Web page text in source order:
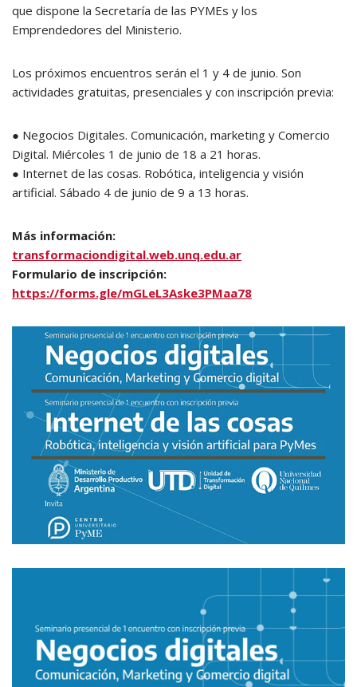
que dispone la Secretaría de las PYMEs y los
Emprendedores del Ministerio.
Los próximos encuentros serán el 1 y 4 de junio. Son
actividades gratuitas, presenciales y con inscripción previa:
● Negocios Digitales. Comunicación, marketing y Comercio
Digital. Miércoles 1 de junio de 18 a 21 horas.
● Internet de las cosas. Robótica, inteligencia y visión
artificial. Sábado 4 de junio de 9 a 13 horas.
Más información:
transformaciondigital.web.unq.edu.ar
Formulario de inscripción:
https://forms.gle/mGLeL3Aske3PMaa78